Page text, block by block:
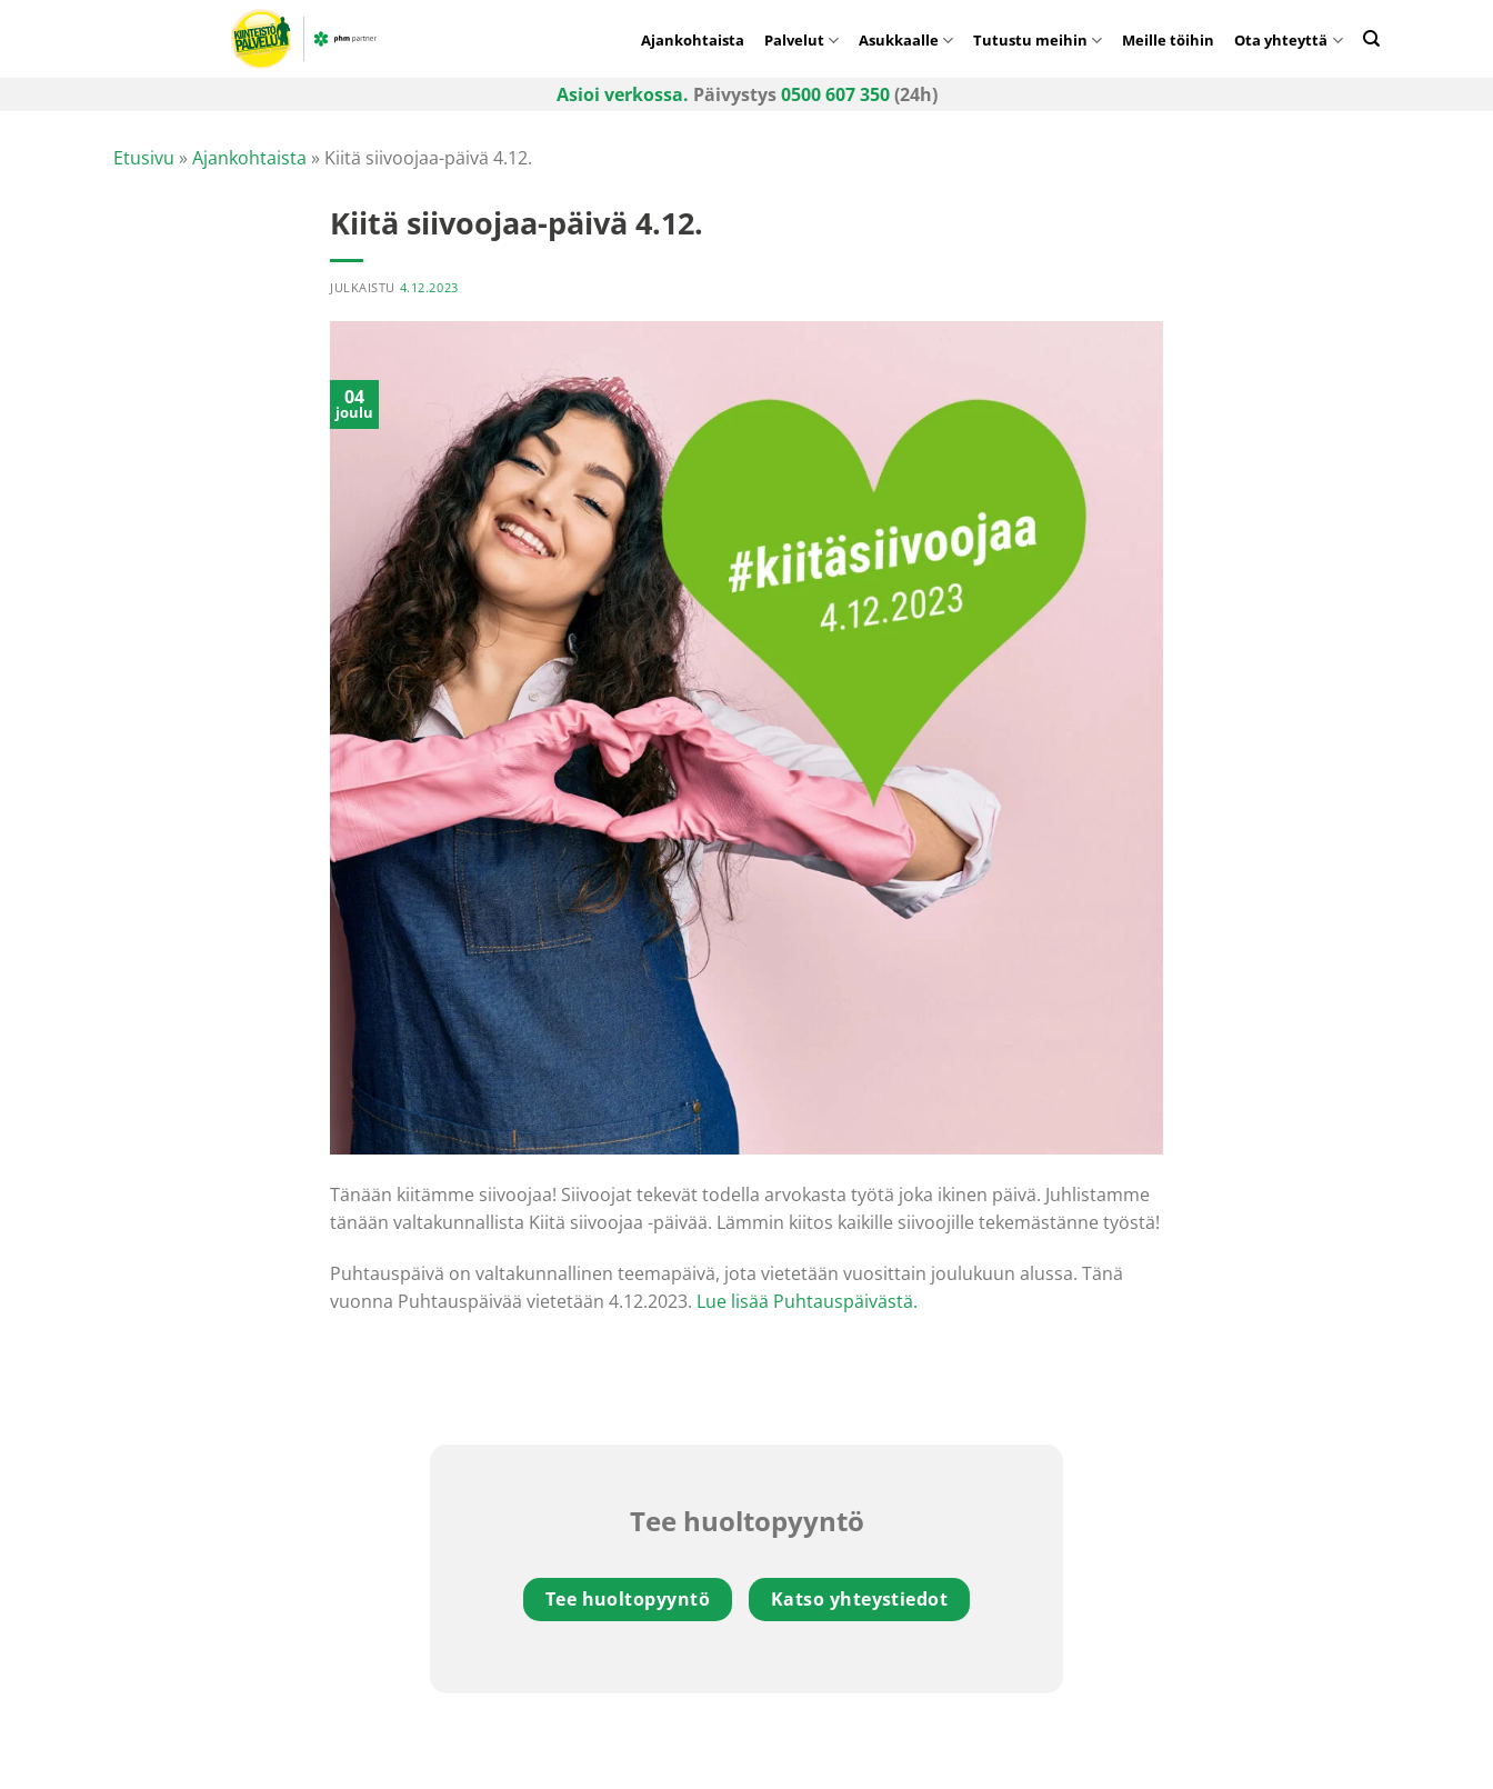
Ajankohtaista Palvelut Asukkaalle Tutustu meihin Meille töihin Ota yhteyttä
Asioi verkossa. Päivystys0500 607 350(24h)
Etusivu »Ajankohtaista » Kiitä siivoojaa-päivä 4.12.
Kiitä siivoojaa-päivä 4.12.
JULKAISTU 4.12.2023
04
joulu
Tänään kiitämme siivoojaa! Siivoojat tekevät todella arvokasta työtä joka ikinen päivä. Juhlistamme
tänään valtakunnallista Kiitä siivoojaa -päivää. Lämmin kiitos kaikille siivoojille tekemästänne työstä!
Puhtauspäivä on valtakunnallinen teemapäivä, jota vietetään vuosittain joulukuun alussa. Tänä
vuonna Puhtauspäivää vietetään 4.12.2023. Lue lisää Puhtauspäivästä.
Tee huoltopyyntö
Tee huoltopyyntö Katso yhteystiedot